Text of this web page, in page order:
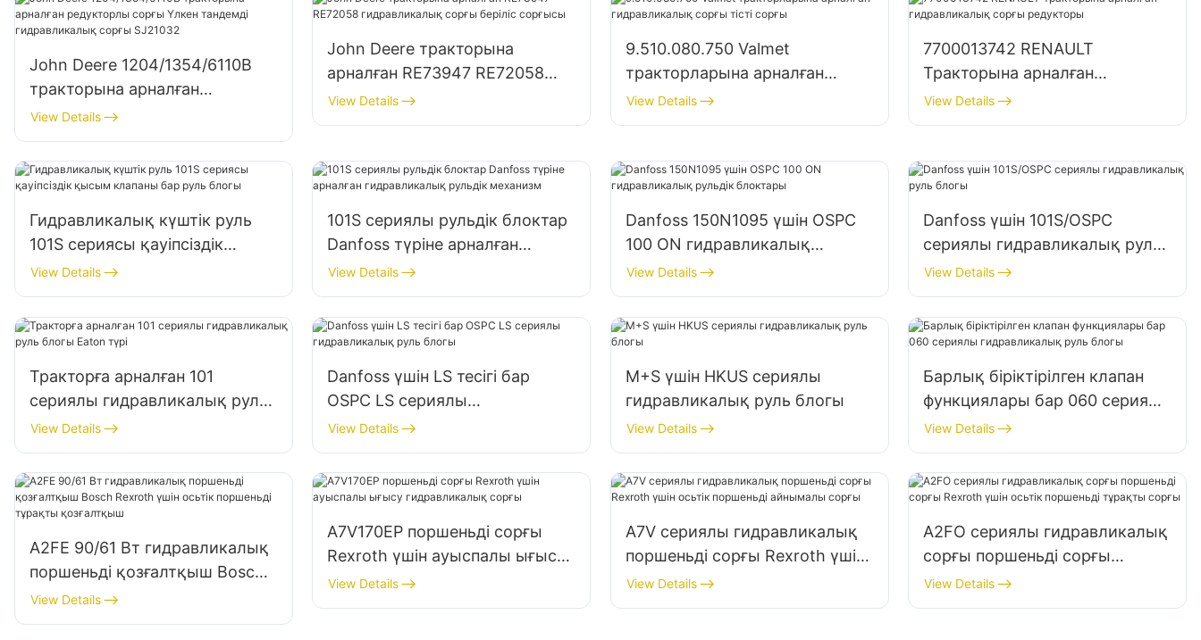
John Deere 1204/1354/6110B
тракторына арналған
редукторлы сорғы Үлкен
тандемді гидравликалық
сорғы SJ21032
View Details
John Deere тракторына
арналған RE73947 RE72058
гидравликалық сорғы беріліс
сорғысы
View Details
9.510.080.750 Valmet
тракторларына арналған
гидравликалық сорғы тісті
сорғы
View Details
7700013742 RENAULT
Тракторына арналған
гидравликалық сорғы
редукторы
View Details
Гидравликалық күштік руль
101S сериясы қауіпсіздік
қысым клапаны бар руль
блогы
View Details
101S сериялы рульдік блоктар
Danfoss түріне арналған
гидравликалық рульдік
механизм
View Details
Danfoss 150N1095 үшін OSPC
100 ON гидравликалық
рульдік блоктары
View Details
Danfoss үшін 101S/OSPC
сериялы гидравликалық руль
блогы
View Details
Тракторға арналған 101
сериялы гидравликалық руль
блогы Eaton түрі
View Details
Danfoss үшін LS тесігі бар
OSPC LS сериялы
гидравликалық руль блогы
View Details
M+S үшін HKUS сериялы
гидравликалық руль блогы
View Details
Барлық біріктірілген клапан
функциялары бар 060 сериялы
гидравликалық руль блогы
View Details
A2FE 90/61 Вт гидравликалық
поршеньді қозғалтқыш Bosch
Rexroth үшін осьтік поршеньді
тұрақты қозғалтқыш
View Details
A7V170EP поршеньді сорғы
Rexroth үшін ауыспалы ығысу
гидравликалық сорғы
View Details
A7V сериялы гидравликалық
поршеньді сорғы Rexroth үшін
осьтік поршеньді айнымалы
сорғы
View Details
A2FO сериялы гидравликалық
сорғы поршеньді сорғы
Rexroth үшін осьтік поршеньді
тұрақты сорғы
View Details